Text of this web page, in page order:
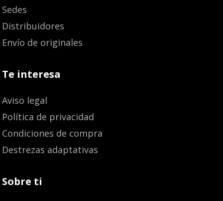
Sedes
Distribuidores
Envío de originales
Te interesa
Aviso legal
Política de privacidad
Condiciones de compra
Destrezas adaptativas
Sobre ti